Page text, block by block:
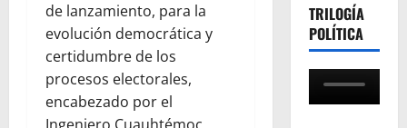
de lanzamiento, para la
evolución democrática y
certidumbre de los
procesos electorales,
encabezado por el
TRILOGÍA
POLÍTICA